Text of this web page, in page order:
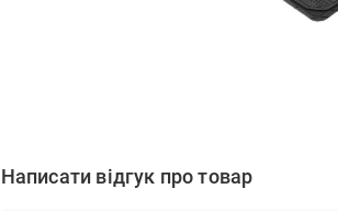
Написати відгук про товар